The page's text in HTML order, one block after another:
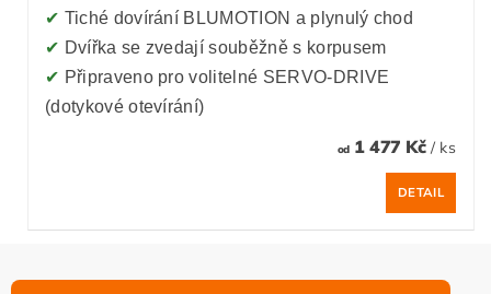
✔ Tiché dovírání BLUMOTION a plynulý chod
✔ Dvířka se zvedají souběžně s korpusem
✔ Připraveno pro volitelné SERVO-DRIVE
(dotykové otevírání)
od1 477 Kč / ks
DETAIL